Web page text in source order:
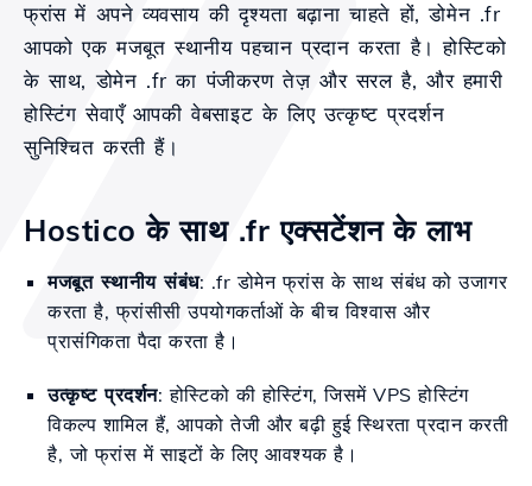
फ्रांस में अपने व्यवसाय की दृश्यता बढ़ाना चाहते हों, डोमेन .fr
आपको एक मजबूत स्थानीय पहचान प्रदान करता है। होस्टिको
के साथ, डोमेन .fr का पंजीकरण तेज़ और सरल है, और हमारी
होस्टिंग सेवाएँ आपकी वेबसाइट के लिए उत्कृष्ट प्रदर्शन
सुनिश्चित करती हैं।
Hostico के साथ .fr एक्सटेंशन के लाभ
मजबूत स्थानीय संबंध: .fr डोमेन फ्रांस के साथ संबंध को उजागर
करता है, फ्रांसीसी उपयोगकर्ताओं के बीच विश्वास और
प्रासंगिकता पैदा करता है।
उत्कृष्ट प्रदर्शन: होस्टिको की होस्टिंग, जिसमें VPS होस्टिंग
विकल्प शामिल हैं, आपको तेजी और बढ़ी हुई स्थिरता प्रदान करती
है, जो फ्रांस में साइटों के लिए आवश्यक है।